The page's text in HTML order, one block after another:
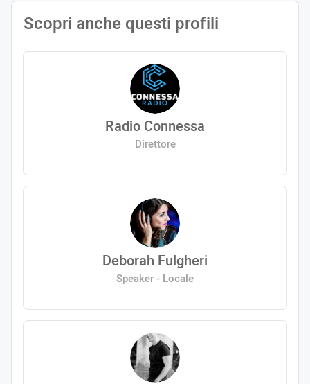
Scopri anche questi profili
Radio Connessa
Direttore
Deborah Fulgheri
Speaker - Locale